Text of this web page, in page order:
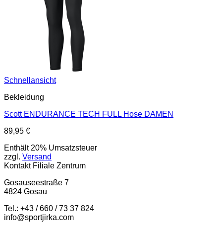
Schnellansicht
Bekleidung
Scott ENDURANCE TECH FULL Hose DAMEN
89,95 €
Enthält 20% Umsatzsteuer
zzgl. Versand
Kontakt Filiale Zentrum
Gosauseestraße 7
4824 Gosau
Tel.: +43 / 660 / 73 37 824
info@sportjirka.com